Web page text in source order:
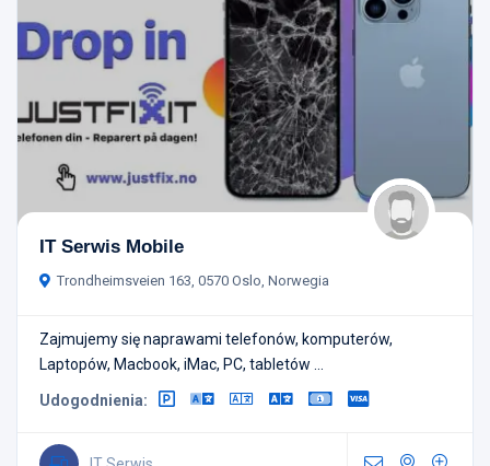
IT Serwis Mobile
Trondheimsveien 163, 0570 Oslo, Norwegia
Zajmujemy się naprawami telefonów, komputerów,
Laptopów, Macbook, iMac, PC, tabletów ...
Udogodnienia: